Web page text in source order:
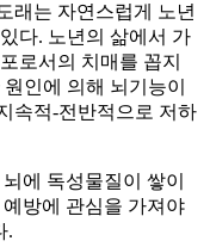
래는 자연스럽게 노년
다. 노년의 삶에서 가
로서의 치매를 꼽지
인에 의해 뇌기능이
속적-전반적으로 저하
에 독성물질이 쌓이
방에 관심을 가져야
.